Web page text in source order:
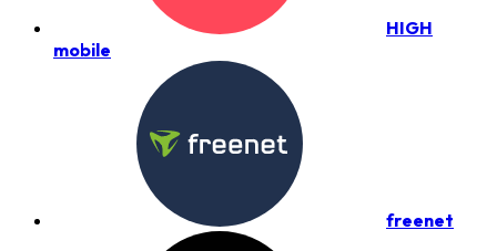
HIGH
mobile
freenet